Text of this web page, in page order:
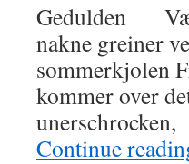
Gedulden
nakne greiner
sommerkjolen
kommer over
Continue